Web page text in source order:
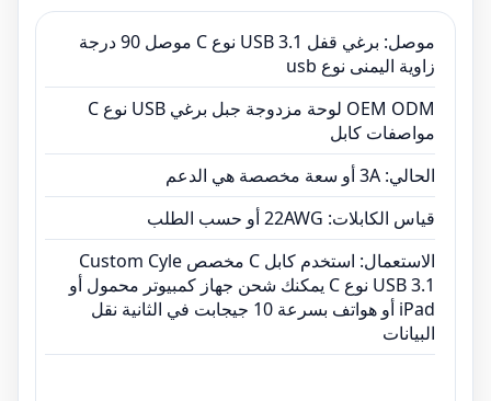
iPad أو هواتف بسرعة 10 جيجابت في الثانية نقل
البيانات
موصل: برغي قفل USB 3.1 نوع C موصل 90 درجة
زاوية اليمنى نوع usb
OEM ODM لوحة مزدوجة جبل برغي USB نوع C
مواصفات كابل
الحالي: 3A أو سعة مخصصة هي الدعم
قياس الكابلات: 22AWG أو حسب الطلب
الاستعمال: استخدم كابل C مخصص Custom Cyle
USB 3.1 نوع C يمكنك شحن جهاز كمبيوتر محمول أو
iPad أو هواتف بسرعة 10 جيجابت في الثانية نقل
البيانات